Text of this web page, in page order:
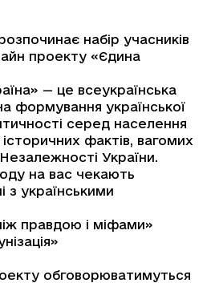
набір учасників
проекту «Єдина
— це всеукраїнська
формування української
серед населення
фактів, вагомих
Незалежності України.
на вас чекають
з українськими
правдою і міфами»
обговорюватимуться